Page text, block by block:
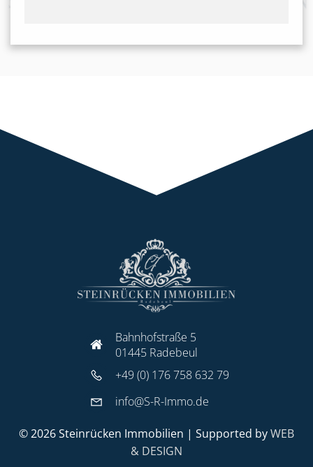
Bahnhofstraße 5
01445 Radebeul
+49 (0) 176 758 632 79
info@S-R-Immo.de
© 2026 Steinrücken Immobilien | Supported byWEB
& DESIGN